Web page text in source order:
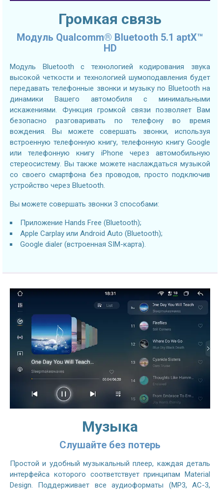
Громкая связь
Модуль Qualcomm® Bluetooth 5.1 aptX™
HD
Модуль Bluetooth с технологией кодирования звука
высокой четкости и технологией шумоподавления будет
передавать телефонные звонки и музыку по Bluetooth на
динамики Вашего автомобиля с минимальными
искажениями. Функция громкой связи позволяет Вам
безопасно разговаривать по телефону во время
вождения. Вы можете совершать звонки, используя
встроенную телефонную книгу, телефонную книгу Google
или телефонную книгу iPhone через автомобильную
стереосистему. Вы также можете наслаждаться музыкой
со своего смартфона без проводов, просто подключив
устройство через Bluetooth.
Вы можете совершать звонки 3 способами:
Приложение Hands Free (Bluetooth);
Apple Carplay или Android Auto (Bluetooth);
Google dialer (встроенная SIM-карта).
Музыка
Слушайте без потерь
Простой и удобный музыкальный плеер, каждая деталь
интерфейса которого соответствует принципам Material
Design. Поддерживает все аудиоформаты (MP3, AC-3,